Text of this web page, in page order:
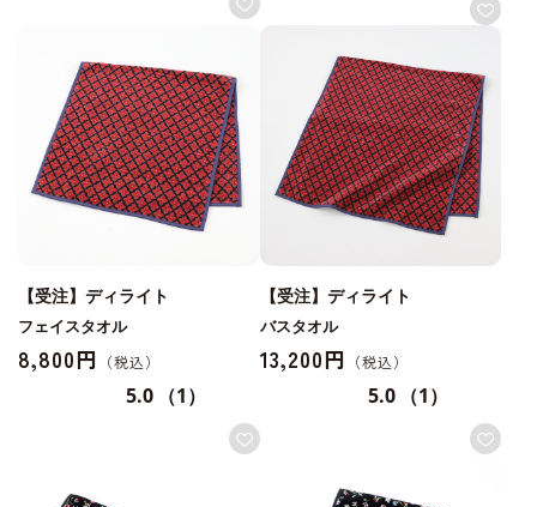
【受注】ディライト
フェイスタオル
8,800円
5.0 （1）
【受注】ディライト
バスタオル
13,200円
5.0 （1）